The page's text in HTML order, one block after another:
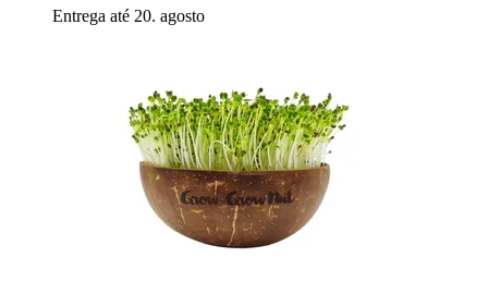
Entrega até 20. agosto